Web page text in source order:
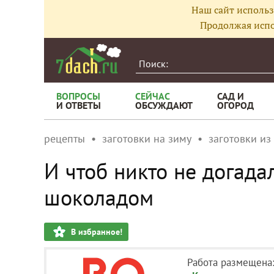
Наш сайт
Продолжая
ВОПРОСЫ
И ОТВЕТЫ
СЕЙЧАС
ОБСУЖДАЮТ
САД И
ОГОРОД
рецепты заготовки на зиму заготовки
И чтоб никто не
шоколадом
В избранное!
Работа размещена: